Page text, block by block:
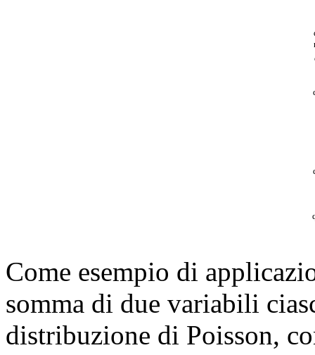
Come esempio di
somma di due variabili
distribuzione di Poisson,